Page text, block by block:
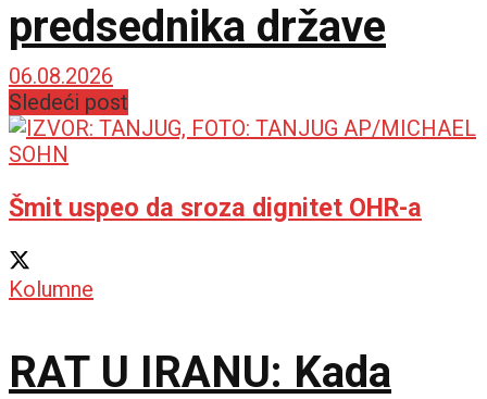
predsednika države
06.08.2026
Sledeći post
Šmit uspeo da sroza dignitet OHR-a
Kolumne
RAT U IRANU: Kada